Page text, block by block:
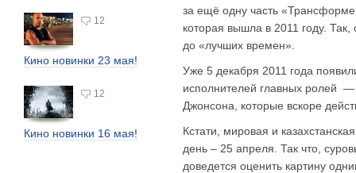
12
Кино новинки 23 мая!
12
Кино новинки 16 мая!
за ещё одну часть
которая вышла в 2011 году.
до «лучших времен».
Уже 5 декабря 2011 года
исполнителей главных ролей
Джонсона, которые вскоре
Кстати, мировая и
день – 25 апреля. Так что,
доведется оценить картину